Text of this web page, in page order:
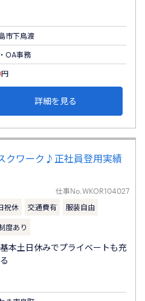
市下鳥渡
OA事務
円
詳細を見る
クワーク♪正社員登用実績
仕事No.WKOR104027
祝休 交通費有 服装自由
度あり
本土日休みでプライベートも充